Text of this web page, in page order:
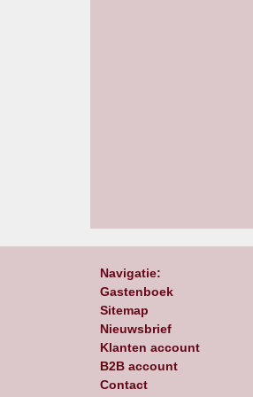
Navigatie:
Gastenboek
Sitemap
Nieuwsbrief
Klanten account
B2B account
Contact